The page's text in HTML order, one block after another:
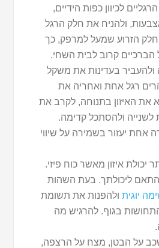
לכיוון כפות הידיים,
ולהניח את חלק הרגל
הזרוע שמעל למרפק, כך
קרוב לבית השחי.
בעדינות את משקל
רגל אחת ואחריה את
את האיזון בתנוחה, לקרב את
לשנייה ולהסתכל קדימה.
אחת יעזור בשמירה על שיווי
יכולת איזון מאשר כוח פיזי.
ליכולתך. בעת השהות
יוגית ולהפנות את תשומת
בגוף. להרגיש מה
על הבטן, מצח על הרצפה,